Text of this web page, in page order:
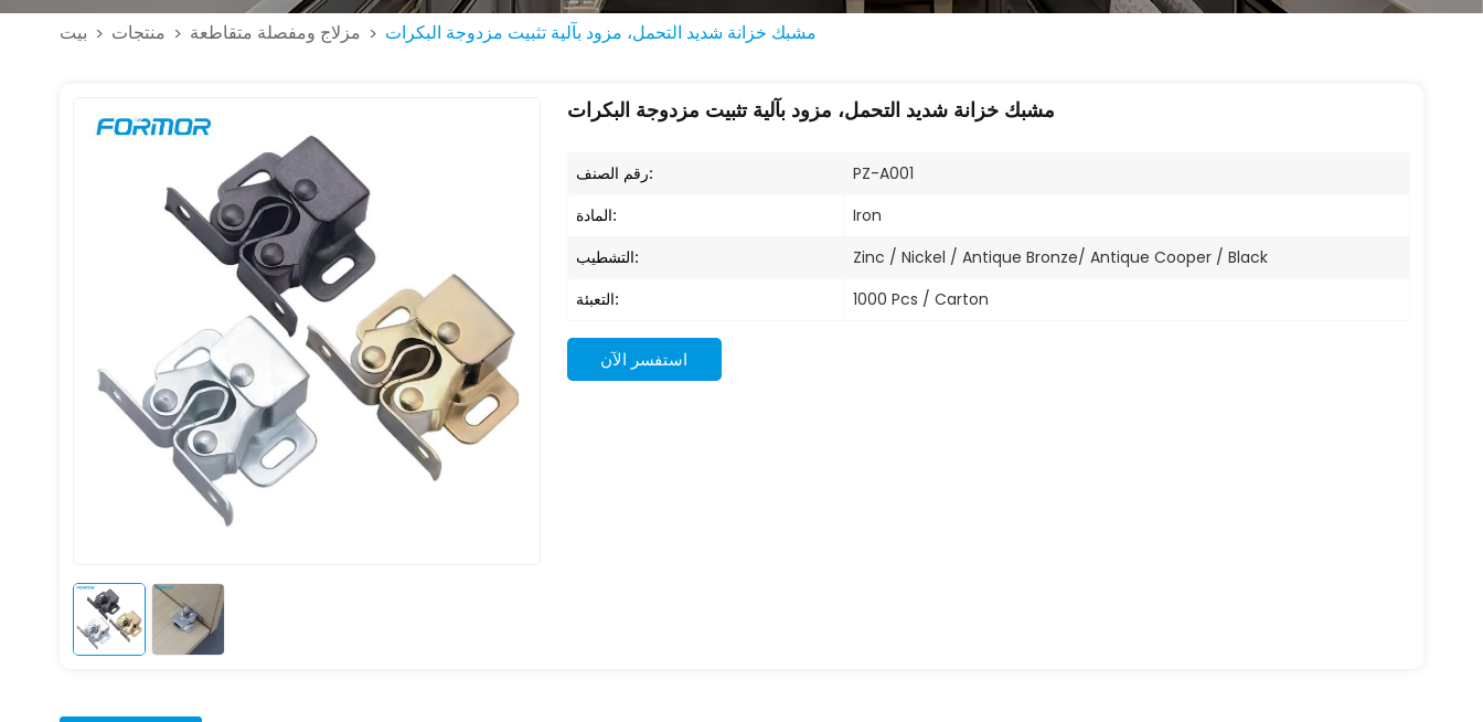
بيت > منتجات > مزلاج ومفصلة متقاطعة > مشبك خزانة شديد التحمل، مزود بآلية تثبيت مزدوجة البكرات
مشبك خزانة شديد التحمل، مزود بآلية تثبيت مزدوجة البكرات
رقم الصنف: PZ-A001
المادة: Iron
التشطيب: Zinc / Nickel / Antique Bronze/ Antique Cooper / Black
التعبئة: 1000 Pcs / Carton
استفسر الآن